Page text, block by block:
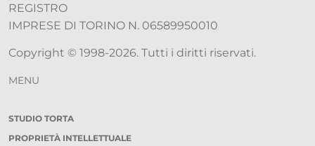
REGISTRO
IMPRESE DI TORINO N. 06589950010
Copyright © 1998-2026. Tutti i diritti riservati.
MENU
STUDIO TORTA
PROPRIETÀ INTELLETTUALE